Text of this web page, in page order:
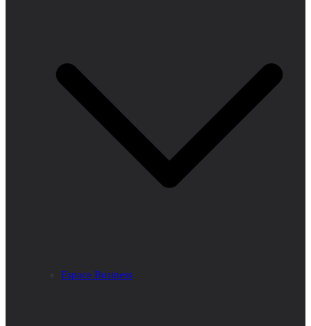
Espace Business